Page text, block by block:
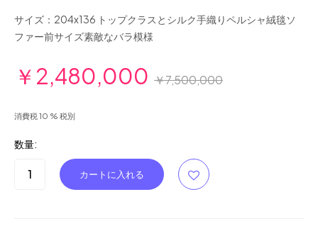
サイズ：204x136 トップクラスとシルク手織りペルシャ絨毯ソ
ファー前サイズ素敵なバラ模様
￥2,480,000 ￥7,500,000
消費税 10 % 税別
数量: